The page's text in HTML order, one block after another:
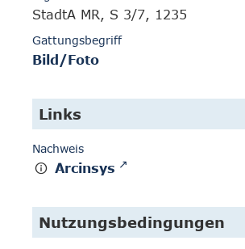
StadtA MR, S 3/7, 1235
Gattungsbegriff
Bild/Foto
Links
Nachweis
Arcinsys
Nutzungsbedingungen